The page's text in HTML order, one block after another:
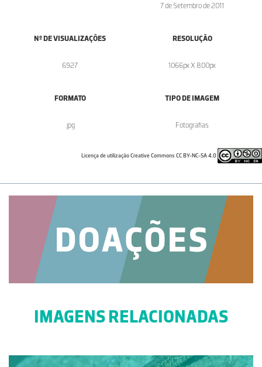
7 de Setembro de 2011
Nº DE VISUALIZAÇÕES
6927
RESOLUÇÃO
1066px X 800px
FORMATO
.jpg
TIPO DE IMAGEM
Fotografias
Licença de utilização Creative Commons CC BY-NC-SA 4.0
IMAGENS RELACIONADAS